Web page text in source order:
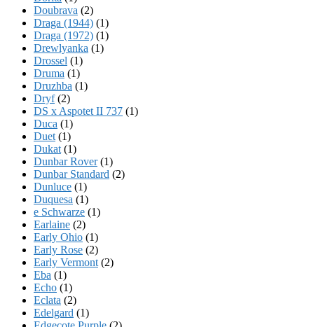
Doubrava (2)
Draga (1944) (1)
Draga (1972) (1)
Drewlyanka (1)
Drossel (1)
Druma (1)
Druzhba (1)
Dryf(2)
DS x Aspotet II 737 (1)
Duca (1)
Duet (1)
Dukat (1)
Dunbar Rover(1)
Dunbar Standard (2)
Dunluce (1)
Duquesa (1)
e Schwarze (1)
Earlaine (2)
Early Ohio (1)
Early Rose (2)
Early Vermont (2)
Eba (1)
Echo (1)
Eclata (2)
Edelgard (1)